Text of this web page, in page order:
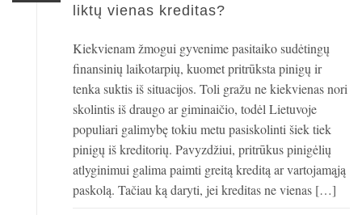
liktų vienas kreditas?
Kiekvienam žmogui gyvenime pasitaiko sudėtingų
finansinių laikotarpių, kuomet pritrūksta pinigų ir
tenka suktis iš situacijos. Toli gražu ne kiekvienas nori
skolintis iš draugo ar giminaičio, todėl Lietuvoje
populiari galimybę tokiu metu pasiskolinti šiek tiek
pinigų iš kreditorių. Pavyzdžiui, pritrūkus pinigėlių
atlyginimui galima paimti greitą kreditą ar vartojamąją
paskolą. Tačiau ką daryti, jei kreditas ne vienas […]